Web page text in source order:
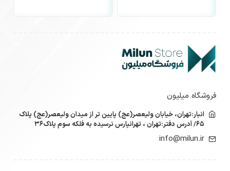
فروشگاه میلیون
انبار:تهران، خیابان ولیعصر(عج) پایین تر از میدان ولیعصر(عج) پلاک
۶۵/ آدرس دفتر:تهران ، تهرانپارس نرسیده به فلکه سوم پلاک۳۶
info@milun.ir